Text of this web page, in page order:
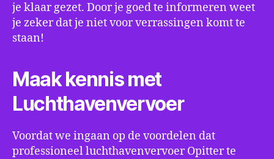
je klaar gezet. Door je goed te informeren weet
je zeker dat je niet voor verrassingen komt te
staan!
Maak kennis met
Luchthavenvervoer
Voordat we ingaan op de voordelen dat
professioneel luchthavenvervoer Opitter te